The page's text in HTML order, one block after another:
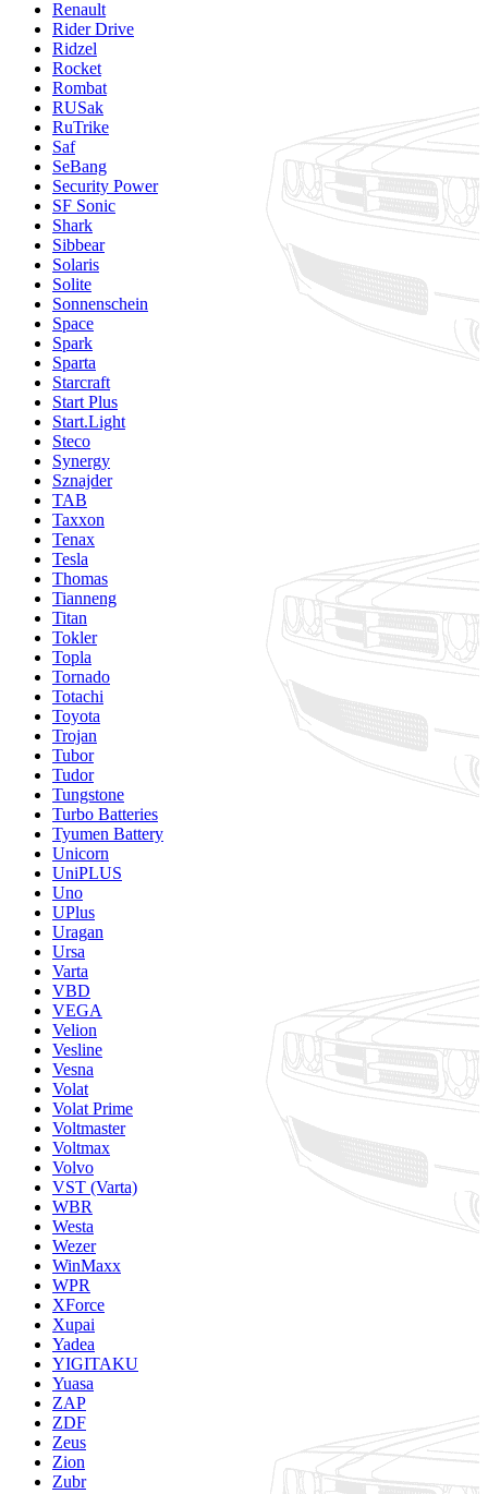
Renault
Rider Drive
Ridzel
Rocket
Rombat
RUSak
RuTrike
Saf
SeBang
Security Power
SF Sonic
Shark
Sibbear
Solaris
Solite
Sonnenschein
Space
Spark
Sparta
Starcraft
Start Plus
Start.Light
Steco
Synergy
Sznajder
TAB
Taxxon
Tenax
Tesla
Thomas
Tianneng
Titan
Tokler
Topla
Tornado
Totachi
Toyota
Trojan
Tubor
Tudor
Tungstone
Turbo Batteries
Tyumen Battery
Unicorn
UniPLUS
Uno
UPlus
Uragan
Ursa
Varta
VBD
VEGA
Velion
Vesline
Vesna
Volat
Volat Prime
Voltmaster
Voltmax
Volvo
VST (Varta)
WBR
Westa
Wezer
WinMaxx
WPR
XForce
Xupai
Yadea
YIGITAKU
Yuasa
ZAP
ZDF
Zeus
Zion
Zubr